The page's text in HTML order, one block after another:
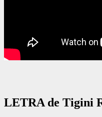
LETRA de Tigini